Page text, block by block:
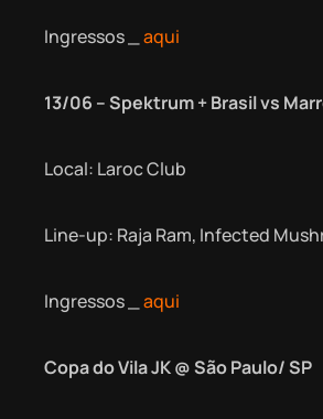
Ingressos _ aqui
13/06 – Spektrum+ Brasil vs
Local: Laroc Club
Line-up: Raja Ram, Infected
Ingressos _ aqui
Copa do Vila JK @ São Paulo/ SP